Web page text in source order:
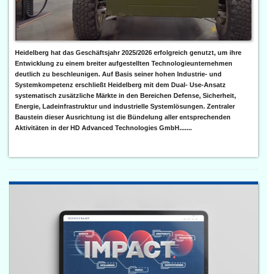
Heidelberg hat das Geschäftsjahr 2025/2026 erfolgreich genutzt, um ihre
Entwicklung zu einem breiter aufgestellten Technologieunternehmen
deutlich zu beschleunigen. Auf Basis seiner hohen Industrie- und
Systemkompetenz erschließt Heidelberg mit dem Dual- Use-Ansatz
systematisch zusätzliche Märkte in den Bereichen Defense, Sicherheit,
Energie, Ladeinfrastruktur und industrielle Systemlösungen. Zentraler
Baustein dieser Ausrichtung ist die Bündelung aller entsprechenden
Aktivitäten in der HD Advanced Technologies GmbH.......